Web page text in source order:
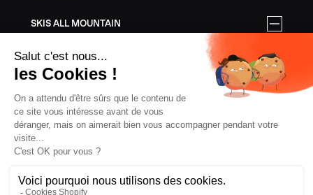
SKIS ALL MOUNTAIN
Guide des tailles All Mountain
Cartes Cadeaux
Last Chance
ÉQUIPEMENT
Tout l'Équipement
Casques
Fixations
Bâtons
Couteaux
Textile